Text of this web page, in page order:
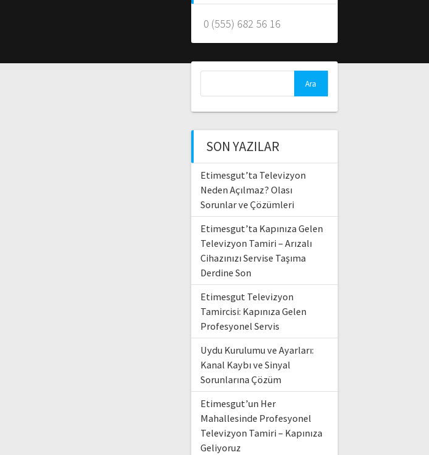
0 (555) 682 56 16
SON YAZILAR
Etimesgut’ta Televizyon
Neden Açılmaz? Olası
Sorunlar ve Çözümleri
Etimesgut’ta Kapınıza Gelen
Televizyon Tamiri – Arızalı
Cihazınızı Servise Taşıma
Derdine Son
Etimesgut Televizyon
Tamircisi: Kapınıza Gelen
Profesyonel Servis
Uydu Kurulumu ve Ayarları:
Kanal Kaybı ve Sinyal
Sorunlarına Çözüm
Etimesgut’un Her
Mahallesinde Profesyonel
Televizyon Tamiri – Kapınıza
Geliyoruz